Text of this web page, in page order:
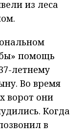
из леса
помощь
летнему
Во время
ворот они
Когда
в